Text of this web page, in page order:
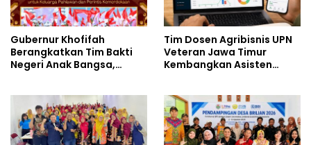
Gubernur Khofifah
Berangkatkan Tim Bakti
Negeri Anak Bangsa,
dan Perintis Kemerdekaan
Tim Dosen Agribisnis UPN
Veteran Jawa Timur
Kembangkan Asisten
UMKM